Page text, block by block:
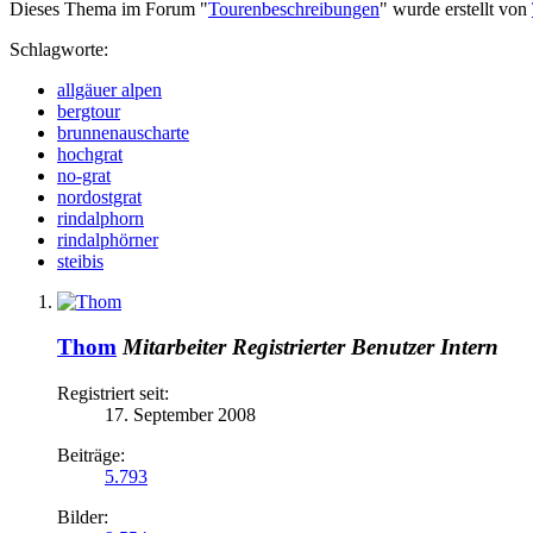
Dieses Thema im Forum "Tourenbeschreibungen" wurde erstellt von
Schlagworte:
allgäuer alpen
bergtour
brunnenauscharte
hochgrat
no-grat
nordostgrat
rindalphorn
rindalphörner
steibis
Thom Mitarbeiter Registrierter Benutzer Intern
Registriert seit:
17. September 2008
Beiträge:
5.793
Bilder: